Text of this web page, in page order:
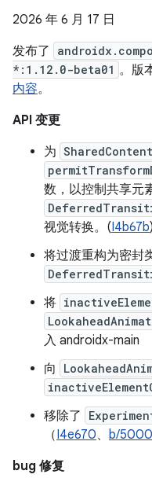
2026 年 6 月 17 日
发布了
*:1.12.0-beta01 。版
内容。
API 变更
为
数，以控制共享元
视觉转换。(I4b67b)
将过渡重构为密封
将
入 androidx-main
向
移除了
（I4e670、 b/
bug 修复